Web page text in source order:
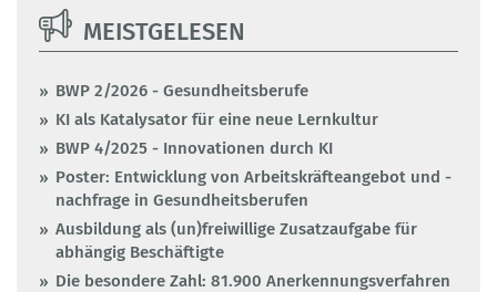
MEISTGELESEN
BWP 2/2026 - Gesundheitsberufe
KI als Katalysator für eine neue Lernkultur
BWP 4/2025 - Innovationen durch KI
Poster: Entwicklung von Arbeitskräfteangebot und -
nachfrage in Gesundheitsberufen
Ausbildung als (un)freiwillige Zusatzaufgabe für
abhängig Beschäftigte
Die besondere Zahl: 81.900 Anerkennungsverfahren